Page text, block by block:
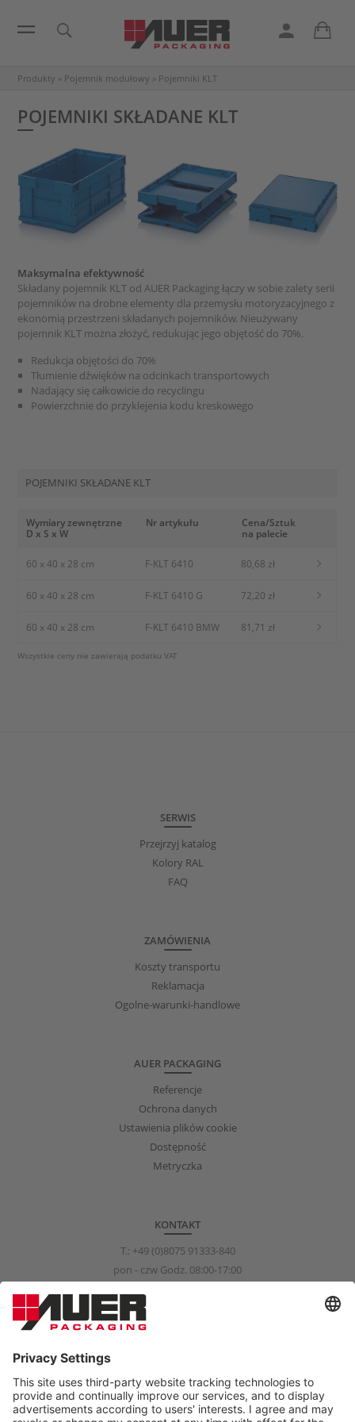
Produkty » Pojemnik modułowy » Pojemniki KLT
POJEMNIKI SKŁADANE KLT
Maksymalna efektywność
Składany pojemnik KLT od AUER Packaging łączy w sobie zalety serii
pojemników na drobne elementy dla przemysłu motoryzacyjnego z
ekonomią przestrzeni składanych pojemników. Nieużywany
pojemnik KLT można złożyć, redukując jego objętość do 70%.
Redukcja objętości do 70%
Tłumienie dźwięków na odcinkach transportowych
Nadający się całkowicie do recyclingu
Powierzchnie do przyklejenia kodu kreskowego
POJEMNIKI SKŁADANE KLT
Wymiary zewnętrzne
D x S x W
Nr artykułu
Cena/Sztuk
na palecie
60 x 40 x 28 cm F-KLT 6410 80,68 zł
60 x 40 x 28 cm F-KLT 6410 G 72,20 zł
60 x 40 x 28 cm F-KLT 6410 BMW 81,71 zł
Wszystkie ceny nie zawierają podatku VAT
SERWIS
Przejrzyj katalog
Kolory RAL
FAQ
ZAMÓWIENIA
Koszty transportu
Reklamacja
Ogolne-warunki-handlowe
AUER PACKAGING
Referencje
Ochrona danych
Ustawienia plików cookie
Dostępność
Metryczka
KONTAKT
T.: +49 (0)8075 91333-840
pon - czw Godz. 08:00-17:00
info@auer-packaging.com